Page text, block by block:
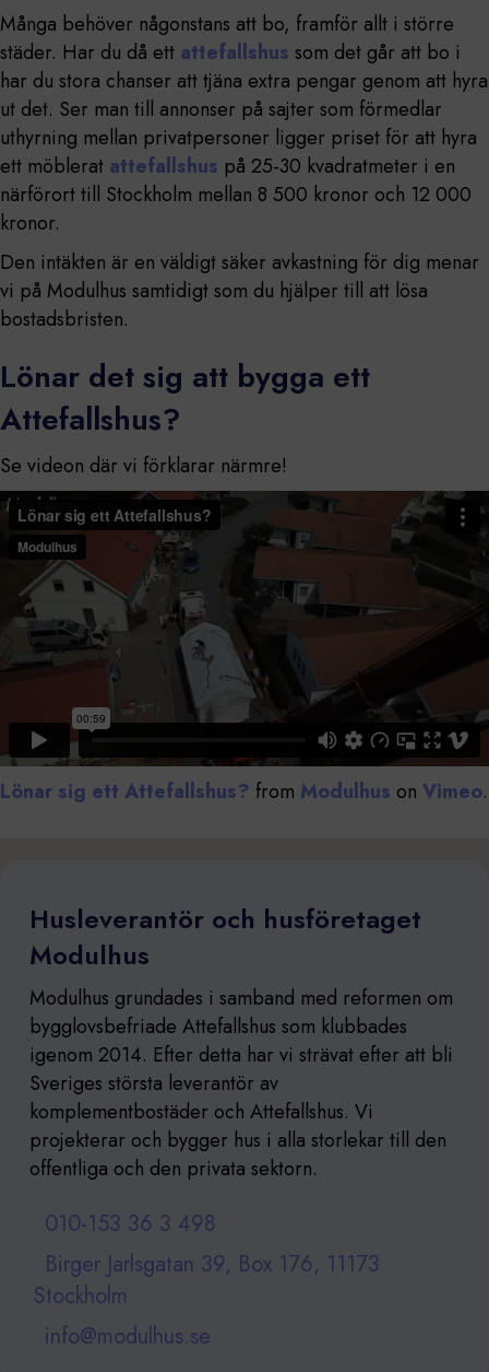
Många behöver någonstans att bo, framför allt i större
städer. Har du då ett attefallshus som det går att bo i
har du stora chanser att tjäna extra pengar genom att hyra
ut det. Ser man till annonser på sajter som förmedlar
uthyrning mellan privatpersoner ligger priset för att hyra
ett möblerat attefallshus på 25-30 kvadratmeter i en
närförort till Stockholm mellan 8 500 kronor och 12 000
kronor.
Den intäkten är en väldigt säker avkastning för dig menar
vi på Modulhus samtidigt som du hjälper till att lösa
bostadsbristen.
Lönar det sig att bygga ett
Attefallshus?
Se videon där vi förklarar närmre!
Lönar sig ett Attefallshus? from Modulhus on Vimeo.
Husleverantör och husföretaget
Modulhus
Modulhus grundades i samband med reformen om
bygglovsbefriade Attefallshus som klubbades
igenom 2014. Efter detta har vi strävat efter att bli
Sveriges största leverantör av
komplementbostäder och Attefallshus. Vi
projekterar och bygger hus i alla storlekar till den
offentliga och den privata sektorn.
010-153 36 3 4⁩98
Birger Jarlsgatan 39, Box 176, 11173
Stockholm
info@modulhus.se